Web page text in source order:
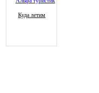
Куда летим